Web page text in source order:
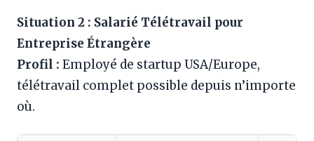
Situation 2 : Salarié Télétravail pour
Entreprise Étrangère
Profil : Employé de startup USA/Europe,
télétravail complet possible depuis n’importe
où.